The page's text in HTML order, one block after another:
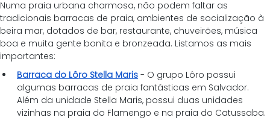
Numa praia urbana charmosa, não podem faltar as
tradicionais barracas de praia, ambientes de socialização à
beira mar, dotados de bar, restaurante, chuveirões, música
boa e muita gente bonita e bronzeada. Listamos as mais
importantes:
Barraca do Lôro Stella Maris - O grupo Lôro possui
algumas barracas de praia fantásticas em Salvador.
Além da unidade Stella Maris, possui duas unidades
vizinhas na praia do Flamengo e na praia do Catussaba.